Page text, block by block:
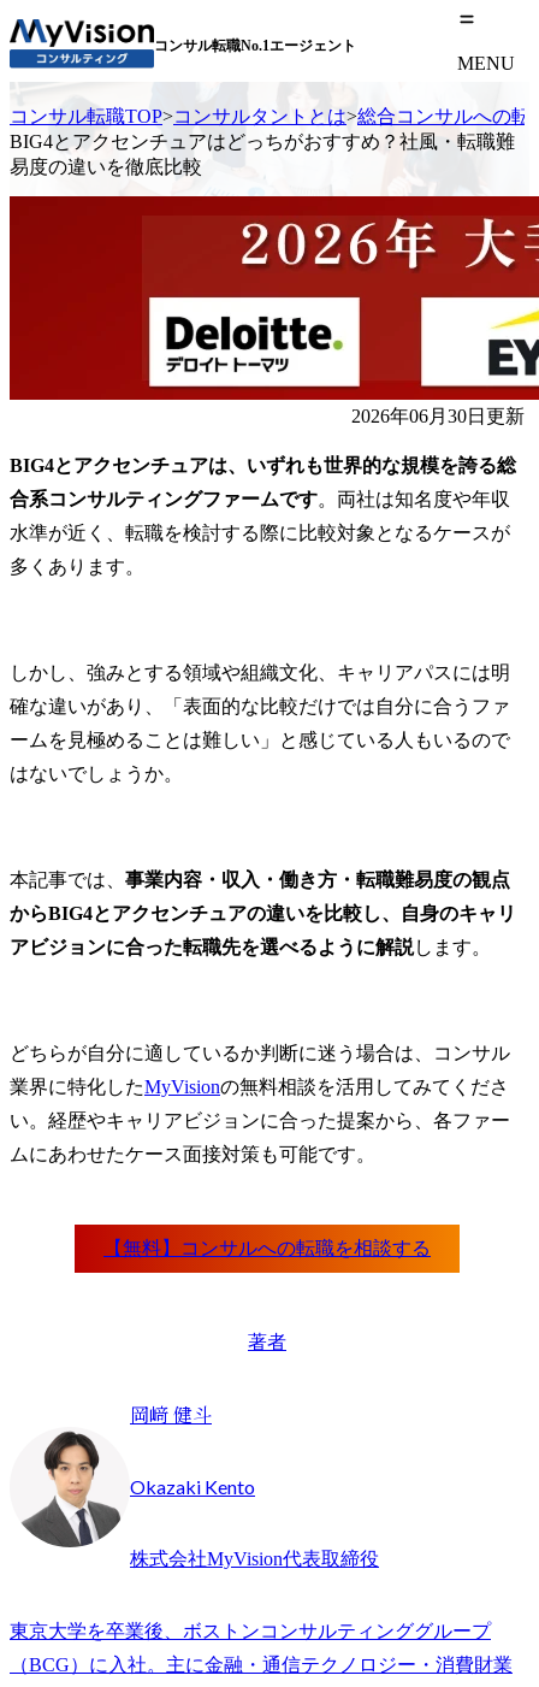
コンサル転職No.1エージェント
MENU
コンサル転職TOP>コンサルタントとは>総合コンサルへの転
BIG4とアクセンチュアはどっちがおすすめ？社風・転職難
易度の違いを徹底比較
2026年06月30日更新
BIG4とアクセンチュアは、いずれも世界的な規模を誇る総
合系コンサルティングファームです。両社は知名度や年収
水準が近く、転職を検討する際に比較対象となるケースが
多くあります。
しかし、強みとする領域や組織文化、キャリアパスには明
確な違いがあり、「表面的な比較だけでは自分に合うファ
ームを見極めることは難しい」と感じている人もいるので
はないでしょうか。
本記事では、 事業内容・収入・働き方・転職難易度の観点
からBIG4とアクセンチュアの違いを比較し、自身のキャリ
アビジョンに合った転職先を選べるように解説します。
どちらが自分に適しているか判断に迷う場合は、コンサル
業界に特化したMyVisionの無料相談を活用してみてくださ
い。経歴やキャリアビジョンに合った提案から、各ファー
ムにあわせたケース面接対策も可能です。
著者
岡﨑 健斗
Okazaki Kento
株式会社MyVision代表取締役
東京大学を卒業後、ボストンコンサルティンググループ
（BCG）に入社。主に金融・通信テクノロジー・消費財業